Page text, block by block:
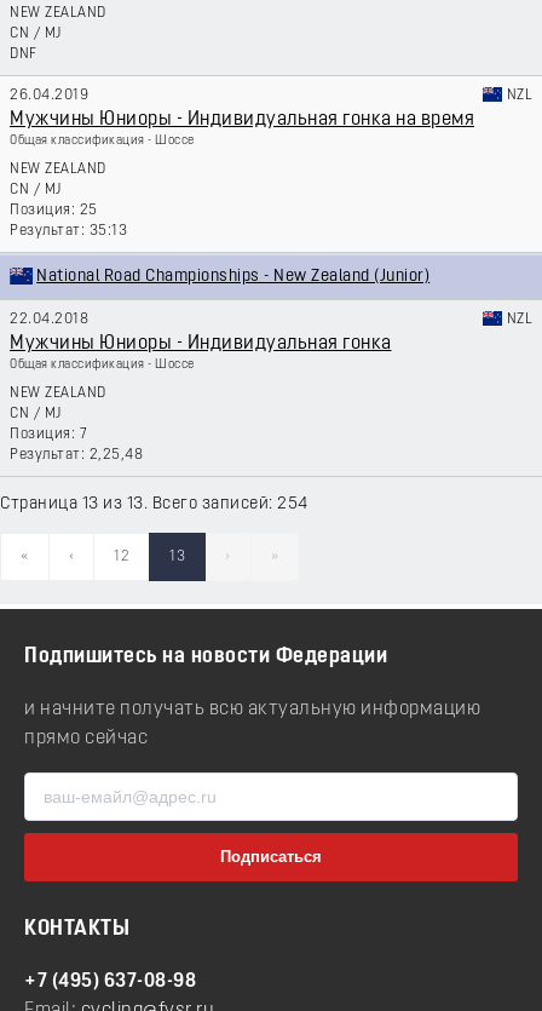
NEW ZEALAND
CN / MJ
DNF
26.04.2019 NZL
Мужчины Юниоры - Индивидуальная гонка на время
Общая классификация - Шоссе
NEW ZEALAND
CN / MJ
25
35:13
National Road Championships - New Zealand (Junior)
22.04.2018 NZL
Мужчины Юниоры - Индивидуальная гонка
Общая классификация - Шоссе
NEW ZEALAND
CN / MJ
7
2,25,48
Страница 13 из 13. Всего записей: 254
« ‹ 12 13 › »
Подпишитесь на новости Федерации
и начните получать всю актуальную информацию
прямо сейчас
КОНТАКТЫ
+7 (495) 637-08-98